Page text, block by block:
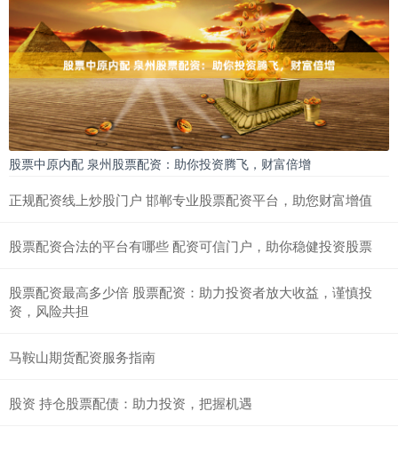
股票中原内配 泉州股票配资：助你投资腾飞，财富倍增
正规配资线上炒股门户 邯郸专业股票配资平台，助您财富增值
股票配资合法的平台有哪些 配资可信门户，助你稳健投资股票
股票配资最高多少倍 股票配资：助力投资者放大收益，谨慎投
资，风险共担
马鞍山期货配资服务指南
股资 持仓股票配债：助力投资，把握机遇